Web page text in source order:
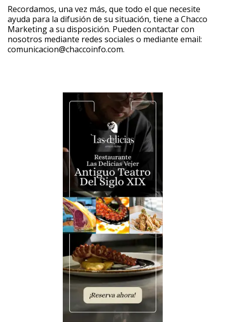
Recordamos, una vez más, que todo el que necesite
ayuda para la difusión de su situación, tiene a Chacco
Marketing a su disposición. Pueden contactar con
nosotros mediante redes sociales o mediante email:
comunicacion@chaccoinfo.com.